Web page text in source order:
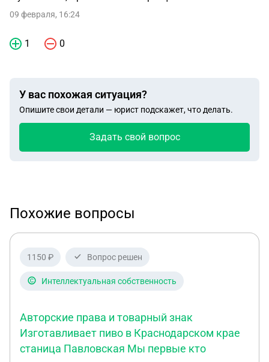
09 февраля, 16:24
1 0
У вас похожая ситуация?
Опишите свои детали — юрист подскажет, что делать.
Задать свой вопрос
Похожие вопросы
1150 ₽ Вопрос решен
Интеллектуальная собственность
Авторские права и товарный знак
Изготавливает пиво в Краснодарском крае
станица Павловская Мы первые кто